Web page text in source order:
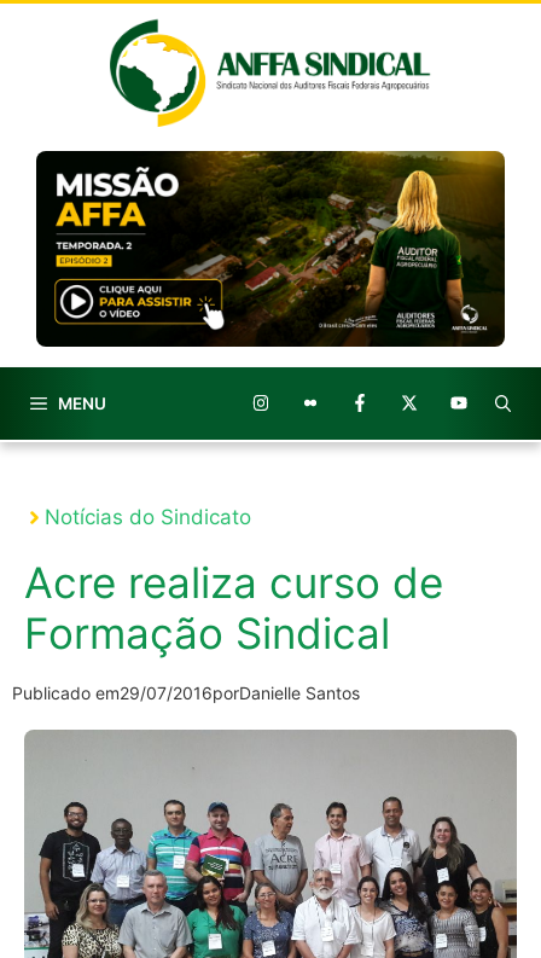
MENU
Notícias do Sindicato
Acre realiza curso de
Formação Sindical
Publicado em29/07/2016porDanielle Santos